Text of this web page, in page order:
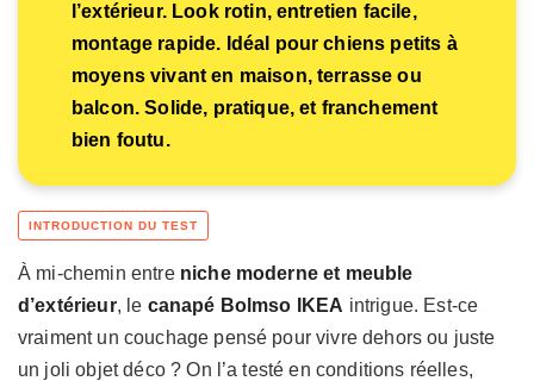
l’extérieur. Look rotin, entretien facile,
montage rapide. Idéal pour chiens petits à
moyens vivant en maison, terrasse ou
balcon. Solide, pratique, et franchement
bien foutu.
À mi-chemin entre niche moderne et meuble
d’extérieur, le canapé Bolmso IKEA intrigue. Est-ce
vraiment un couchage pensé pour vivre dehors ou juste
un joli objet déco ? On l’a testé en conditions réelles,